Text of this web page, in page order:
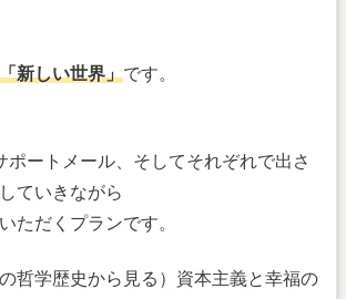
新しい世界」です。
ポートメール、そしてそれぞれで出さ
ていきながら
ただくプランです。
哲学歴史から見る）資本主義と幸福の